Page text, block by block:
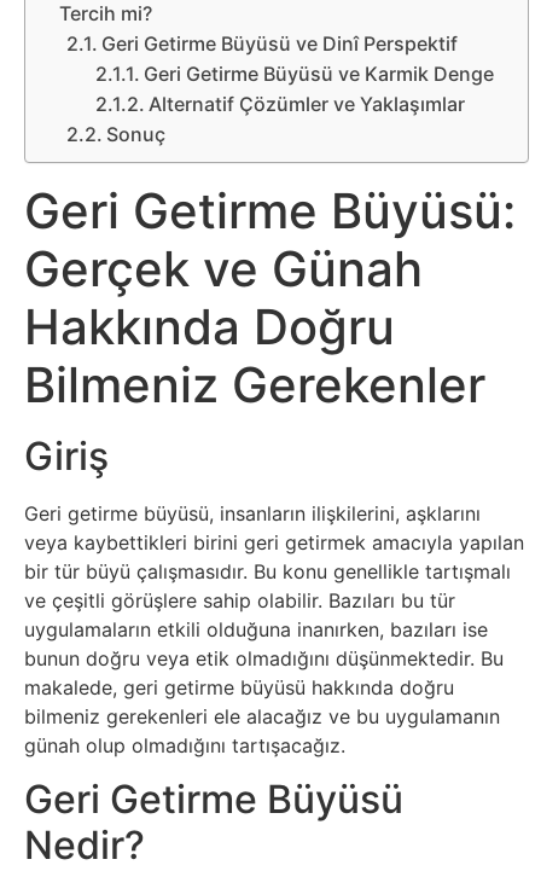
Bitcoin
Bitkiler
Çizgi
Film
Diğer
Sosyal
Medyalar
Dokümanlar
Domain
Download
E-
Devlet
Eğitim
Elektronik
Tercih mi?
Geri Getirme Büyüsü ve Dinî Perspektif
Geri Getirme Büyüsü ve Karmik Denge
Alternatif Çözümler ve Yaklaşımlar
Sonuç
Geri Getirme Büyüsü:
Gerçek ve Günah
Hakkında Doğru
Bilmeniz Gerekenler
Giriş
Geri getirme büyüsü, insanların ilişkilerini, aşklarını
veya kaybettikleri birini geri getirmek amacıyla yapılan
bir tür büyü çalışmasıdır. Bu konu genellikle tartışmalı
ve çeşitli görüşlere sahip olabilir. Bazıları bu tür
uygulamaların etkili olduğuna inanırken, bazıları ise
bunun doğru veya etik olmadığını düşünmektedir. Bu
makalede, geri getirme büyüsü hakkında doğru
bilmeniz gerekenleri ele alacağız ve bu uygulamanın
günah olup olmadığını tartışacağız.
Geri Getirme Büyüsü
Nedir?